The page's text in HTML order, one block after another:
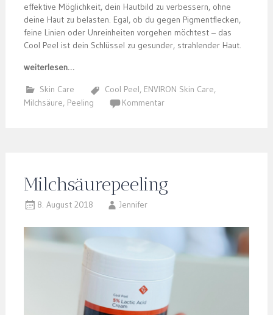
effektive Möglichkeit, dein Hautbild zu verbessern, ohne
deine Haut zu belasten. Egal, ob du gegen Pigmentflecken,
feine Linien oder Unreinheiten vorgehen möchtest – das
Cool Peel ist dein Schlüssel zu gesunder, strahlender Haut.
weiterlesen…
Skin Care
Cool Peel, ENVIRON Skin Care,
Milchsäure, Peeling Kommentar
Milchsäurepeeling
8. August 2018 Jennifer